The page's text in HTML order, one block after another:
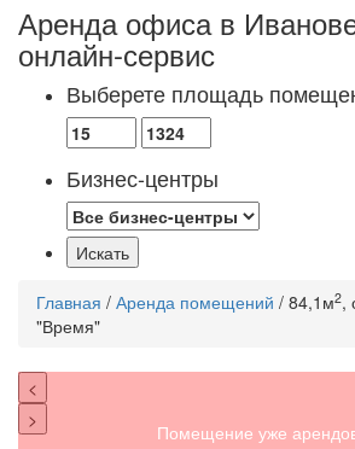
Аренда офиса в
онлайн-сервис
Выберете площадь
Бизнес-центры
Главная / Аренда помещений / 84,1м2,
"Время"
Помещение уже
<
>